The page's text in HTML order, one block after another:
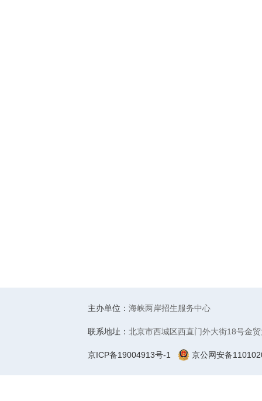
主办单位： 海峡两岸招生服务中心
联系地址： 北京市西城区西直门外大街18号金
京ICP备19004913号-1 京公网安备